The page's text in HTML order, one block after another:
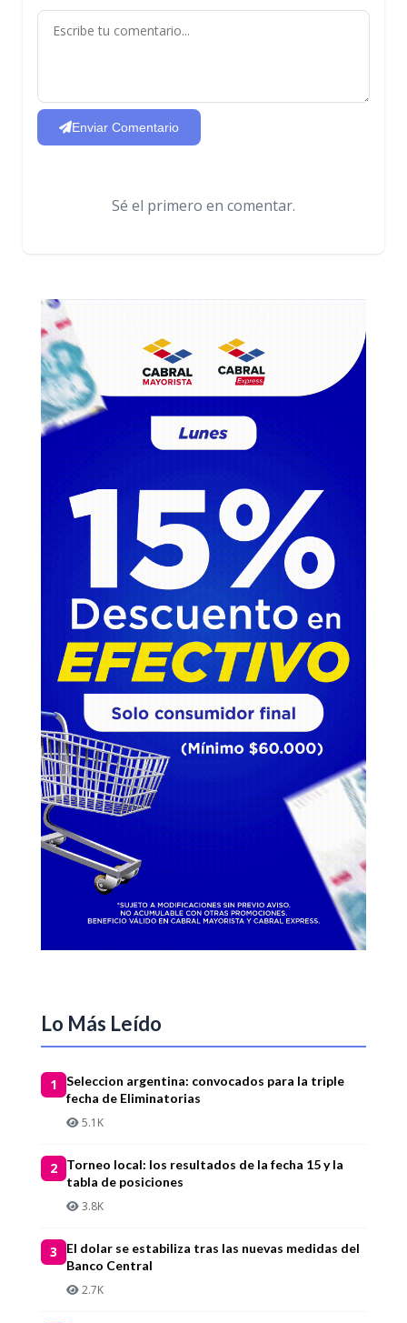
Enviar Comentario
Sé el primero en comentar.
Lo Más Leído
1
Seleccion argentina: convocados para la triple
fecha de Eliminatorias
5.1K
2
Torneo local: los resultados de la fecha 15 y la
tabla de posiciones
3.8K
3
El dolar se estabiliza tras las nuevas medidas del
Banco Central
2.7K